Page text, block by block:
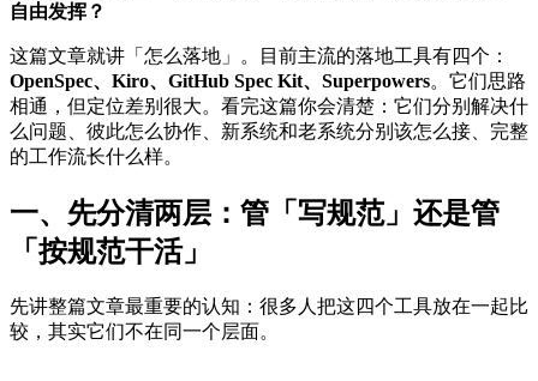
自由发挥？
这篇文章就讲「怎么落地」。目前主流的落地工具有四个：
OpenSpec、Kiro、GitHub Spec Kit、Superpowers。它们思路
相通，但定位差别很大。看完这篇你会清楚：它们分别解决什
么问题、彼此怎么协作、新系统和老系统分别该怎么接、完整
的工作流长什么样。
一、先分清两层：管「写规范」还是管
「按规范干活」
先讲整篇文章最重要的认知：很多人把这四个工具放在一起比
较，其实它们不在同一个层面。